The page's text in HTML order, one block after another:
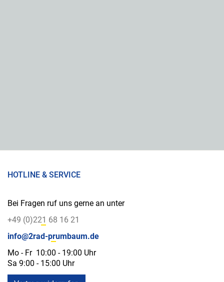
HOTLINE & SERVICE
Bei Fragen ruf uns gerne an unter
+49 (0)221 68 16 21
info@2rad-prumbaum.de
Mo - Fr 10:00 - 19:00 Uhr
Sa 9:00 - 15:00 Uhr